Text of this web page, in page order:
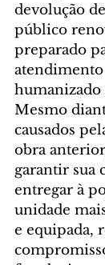
devolução
público
preparado
atendimento
Mesmo
causados
obra
garantir sua
entregar à
unidade
e equipada,